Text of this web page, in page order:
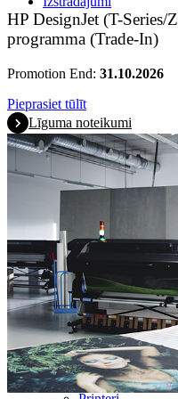
Klēpjdatori un
Galddatori
Akcijos
HP DesignJet (T-Series/
programma (Trade-In)
Promotion End: 31.10.2026
Pieprasiet tūlīt
Līguma noteikumi